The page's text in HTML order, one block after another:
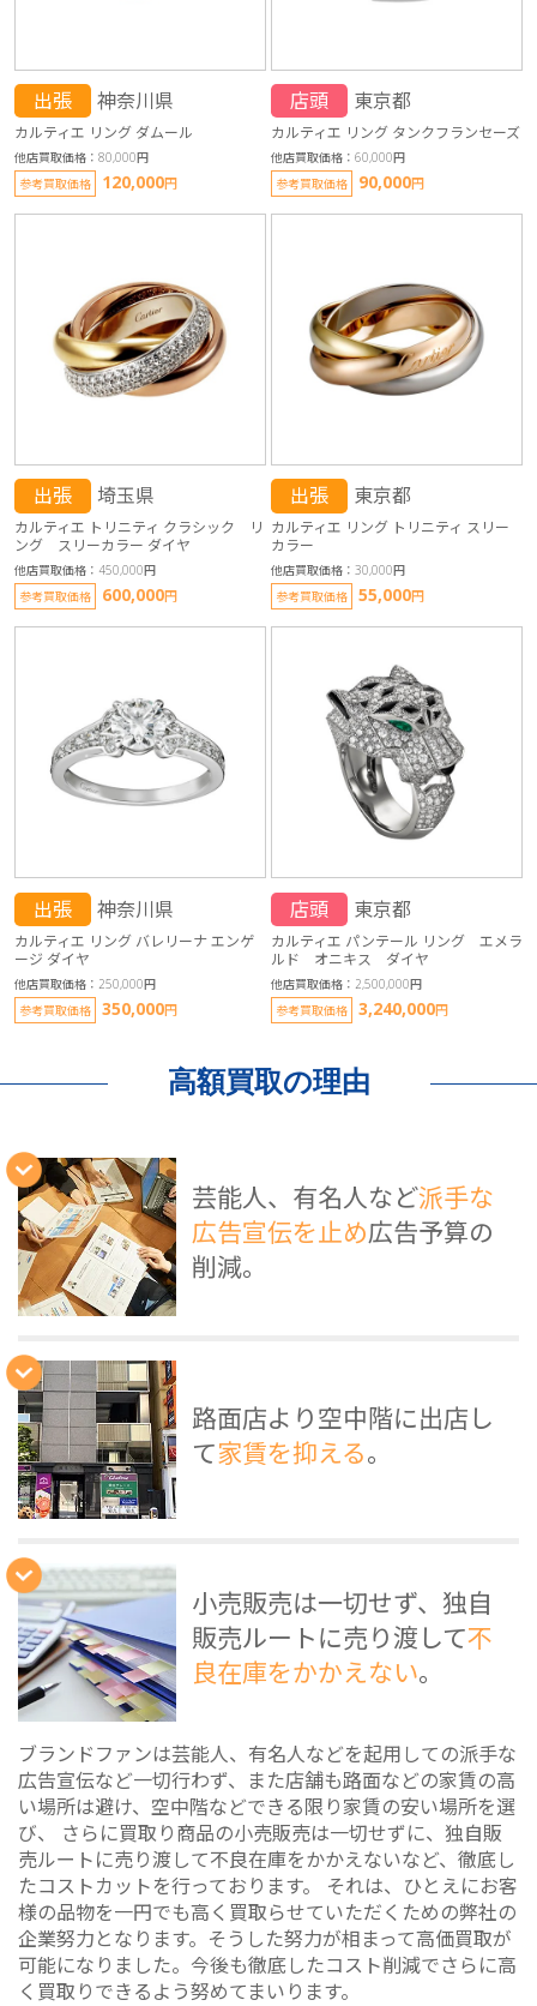
出張 神奈川県
カルティエ リング ダムール
他店買取価格：80,000円
参考買取価格
120,000円
店頭 東京都
カルティエ リング タンクフランセーズ
他店買取価格：60,000円
参考買取価格
90,000円
出張 埼玉県
カルティエ トリニティ クラシック リ
ング スリーカラー ダイヤ
他店買取価格：450,000円
参考買取価格
600,000円
出張 東京都
カルティエ リング トリニティ スリー
カラー
他店買取価格：30,000円
参考買取価格
55,000円
出張 神奈川県
カルティエ リング バレリーナ エンゲ
ージ ダイヤ
他店買取価格：250,000円
参考買取価格
350,000円
店頭 東京都
カルティエ パンテール リング エメラ
ルド オニキス ダイヤ
他店買取価格：2,500,000円
参考買取価格
3,240,000円
高額買取の理由
芸能人、有名人など派手な
広告宣伝を止め広告予算の
削減。
路面店より空中階に出店し
て家賃を抑える。
小売販売は一切せず、独自
販売ルートに売り渡して不
良在庫をかかえない。
ブランドファンは芸能人、有名人などを起用しての派手な
広告宣伝など一切行わず、また店舗も路面などの家賃の高
い場所は避け、空中階などできる限り家賃の安い場所を選
び、 さらに買取り商品の小売販売は一切せずに、独自販
売ルートに売り渡して不良在庫をかかえないなど、徹底し
たコストカットを行っております。 それは、ひとえにお客
様の品物を一円でも高く買取らせていただくための弊社の
企業努力となります。そうした努力が相まって高価買取が
可能になりました。今後も徹底したコスト削減でさらに高
く買取りできるよう努めてまいります。